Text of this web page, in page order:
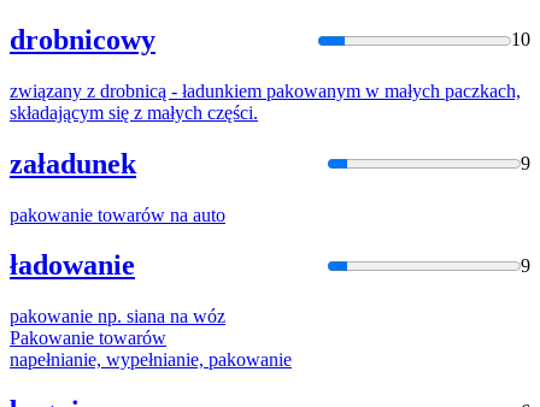
drobnicowy 10
związany z drobnicą - ładunkiem pakowanym w małych paczkach,
składającym się z małych części.
załadunek 9
pakowanie towarów na auto
ładowanie 9
pakowanie np. siana na wóz
Pakowanie towarów
napełnianie, wypełnianie, pakowanie